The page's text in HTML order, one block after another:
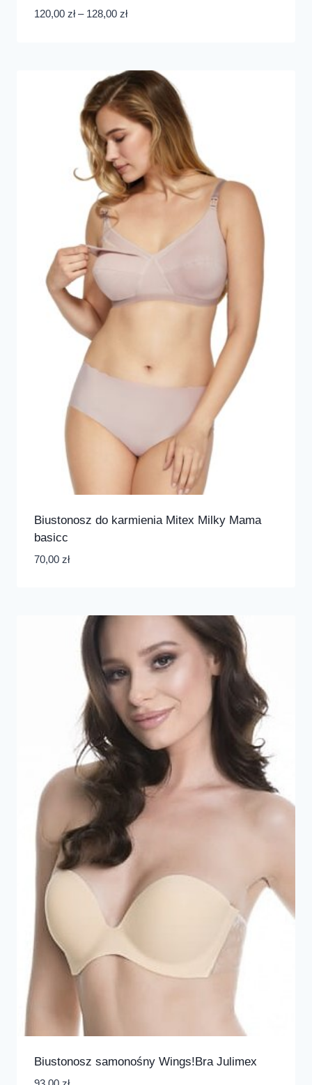
120,00 zł– 128,00 zł
Biustonosz do karmienia Mitex Milky Mama
basicc
70,00 zł
Biustonosz samonośny Wings!Bra Julimex